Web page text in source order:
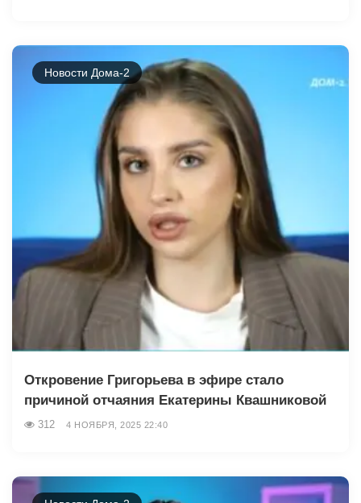
Новости Дома-2
Откровение Григорьева в эфире стало
причиной отчаяния Екатерины Квашниковой
312 4 НОЯБРЯ, 2025 22:40